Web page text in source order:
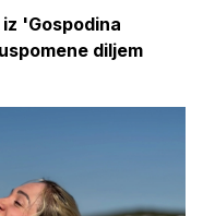
'Gospodina
diljem